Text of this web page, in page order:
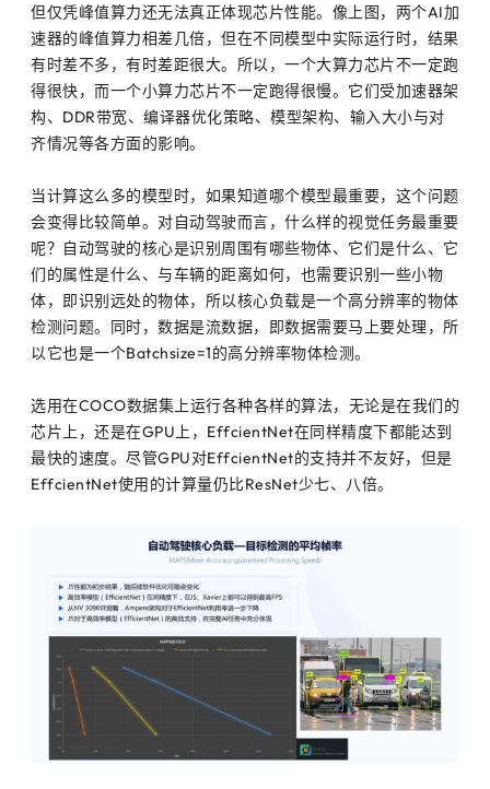
但仅凭峰值算力还无法真正体现芯片性能。像上图，两个AI加
速器的峰值算力相差几倍，但在不同模型中实际运行时，结果
有时差不多，有时差距很大。所以，一个大算力芯片不一定跑
得很快，而一个小算力芯片不一定跑得很慢。它们受加速器架
构、DDR带宽、编译器优化策略、模型架构、输入大小与对
齐情况等各方面的影响。
当计算这么多的模型时，如果知道哪个模型最重要，这个问题
会变得比较简单。对自动驾驶而言，什么样的视觉任务最重要
呢？自动驾驶的核心是识别周围有哪些物体、它们是什么、它
们的属性是什么、与车辆的距离如何，也需要识别一些小物
体，即识别远处的物体，所以核心负载是一个高分辨率的物体
检测问题。同时，数据是流数据，即数据需要马上要处理，所
以它也是一个Batchsize=1的高分辨率物体检测。
选用在COCO数据集上运行各种各样的算法，无论是在我们的
芯片上，还是在GPU上，EffcientNet在同样精度下都能达到
最快的速度。尽管GPU对EffcientNet的支持并不友好，但是
EffcientNet使用的计算量仍比ResNet少七、八倍。